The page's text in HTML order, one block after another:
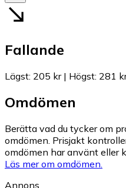
Fallande
Lägst: 205 kr| Högst: 281
Omdömen
Berätta vad du tycker om
omdömen. Prisjakt
omdömen har använt eller
Läs mer om omdömen.
Annons